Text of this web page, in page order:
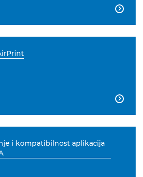


i kompatibilnost aplikacija